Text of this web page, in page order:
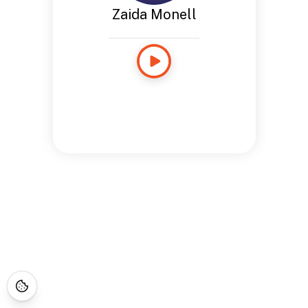
Zaida Monell